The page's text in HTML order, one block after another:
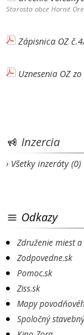
Starosta obce Horné
Zápisnica OZ
Uznesenia OZ
Inzercia
› Všetky inzeráty (0)
Odkazy
Združenie miest
Zodpovedne.sk
Pomoc.sk
Ziss.sk
Mapy
Spoločný